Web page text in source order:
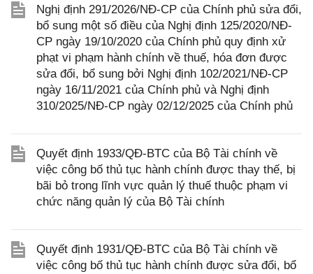
Nghị định 291/2026/NĐ-CP của Chính phủ sửa đổi,
bổ sung một số điều của Nghị định 125/2020/NĐ-
CP ngày 19/10/2020 của Chính phủ quy định xử
phạt vi phạm hành chính về thuế, hóa đơn được
sửa đổi, bổ sung bởi Nghị định 102/2021/NĐ-CP
ngày 16/11/2021 của Chính phủ và Nghị định
310/2025/NĐ-CP ngày 02/12/2025 của Chính phủ
Quyết định 1933/QĐ-BTC của Bộ Tài chính về
việc công bố thủ tục hành chính được thay thế, bị
bãi bỏ trong lĩnh vực quản lý thuế thuộc phạm vi
chức năng quản lý của Bộ Tài chính
Quyết định 1931/QĐ-BTC của Bộ Tài chính về
việc công bố thủ tục hành chính được sửa đổi, bổ